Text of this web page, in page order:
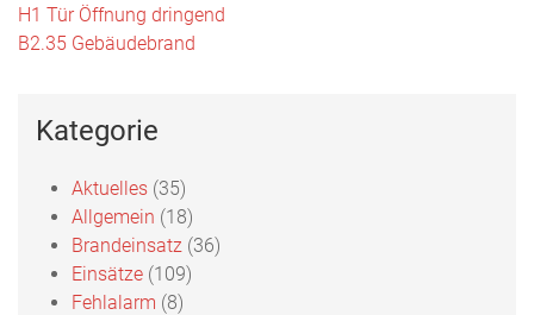
Beitragsnavigation
H1 Tür Öffnung dringend
B2.35 Gebäudebrand
Kategorie
Aktuelles (35)
Allgemein (18)
Brandeinsatz (36)
Einsätze (109)
Fehlalarm (8)